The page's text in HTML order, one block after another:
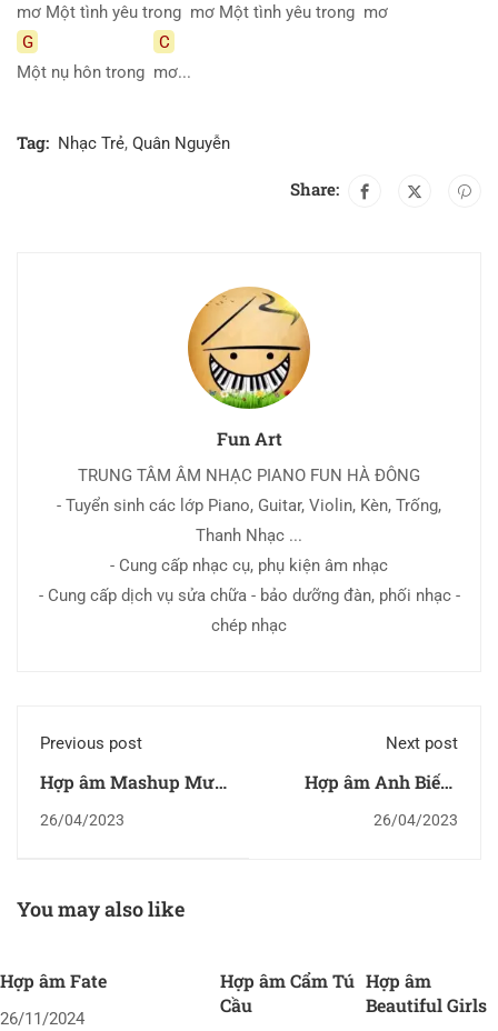
mơ Một tình yêu trong mơ Một tình yêu trong mơ
G
Một nụ hôn trong
C
mơ...
Tag: Nhạc Trẻ, Quân Nguyễn
Share:
Fun Art
TRUNG TÂM ÂM NHẠC PIANO FUN HÀ ĐÔNG
- Tuyển sinh các lớp Piano, Guitar, Violin, Kèn, Trống,
Thanh Nhạc ...
- Cung cấp nhạc cụ, phụ kiện âm nhạc
- Cung cấp dịch vụ sửa chữa - bảo dưỡng đàn, phối nhạc -
chép nhạc
Previous post
Hợp âm Mashup Mưa
Thấy Em Khóc
26/04/2023
Next post
Hợp âm Anh Biết -
26/04/2023
You may also like
Hợp âm Fate
26/11/2024
Hợp âm Cẩm Tú
Cầu
Hợp âm
Beautiful Girls